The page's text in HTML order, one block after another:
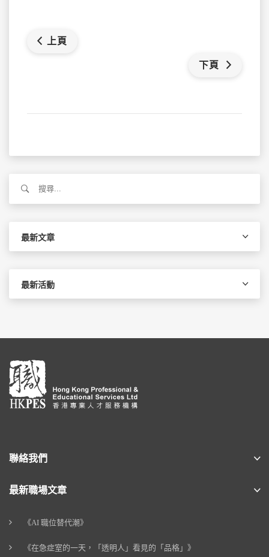
上頁
下頁
關
最新文章
最新活動
聯絡我們
最新職場文章
《AI 職位替代潮》
《在急症室的一天，「透明人」看見的「品格」》